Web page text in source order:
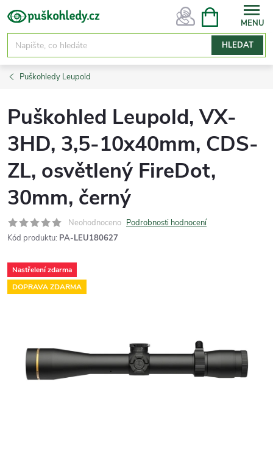
Přejít
na
obsah
HLEDAT
NÁKUPNÍ
Puškohledy Leupold
Puškohled Leupold, VX-
3HD, 3,5-10x40mm, CDS-
ZL, osvětlený FireDot,
30mm, černý
Neohodnoceno Podrobnosti hodnocení
Kód produktu: PA-LEU180627
Nastřelení zdarma
DOPRAVA ZDARMA